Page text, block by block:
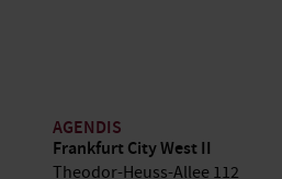
AGENDIS
Frankfurt City West II
Theodor-Heuss-Allee 112